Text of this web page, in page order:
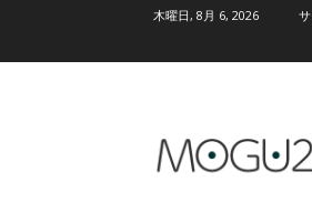
木曜日, 8月 6, 2026